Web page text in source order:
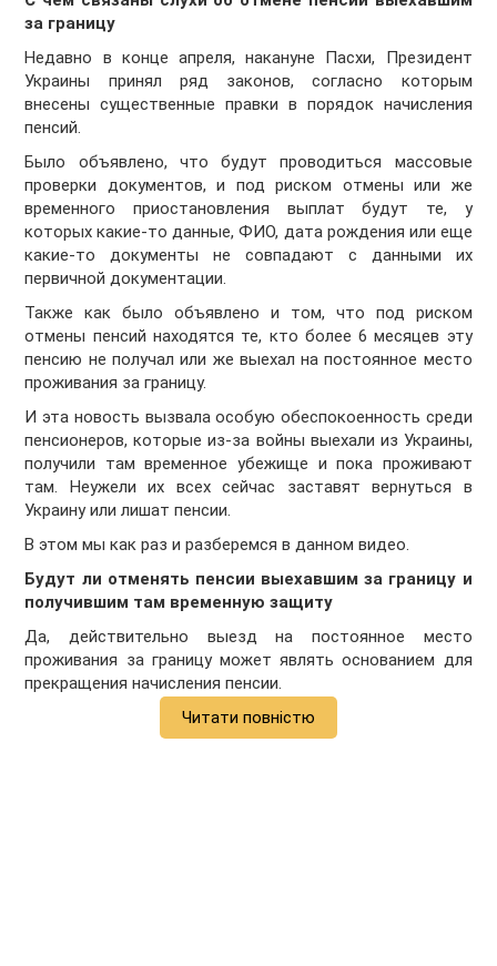
за границу
Недавно в конце апреля, накануне Пасхи, Президент
Украины принял ряд законов, согласно которым
внесены существенные правки в порядок начисления
пенсий.
Было объявлено, что будут проводиться массовые
проверки документов, и под риском отмены или же
временного приостановления выплат будут те, у
которых какие-то данные, ФИО, дата рождения или еще
какие-то документы не совпадают с данными их
первичной документации.
Также как было объявлено и том, что под риском
отмены пенсий находятся те, кто более 6 месяцев эту
пенсию не получал или же выехал на постоянное место
проживания за границу.
И эта новость вызвала особую обеспокоенность среди
пенсионеров, которые из-за войны выехали из Украины,
получили там временное убежище и пока проживают
там. Неужели их всех сейчас заставят вернуться в
Украину или лишат пенсии.
В этом мы как раз и разберемся в данном видео.
Будут ли отменять пенсии выехавшим за границу и
получившим там временную защиту
Да, действительно выезд на постоянное место
проживания за границу может являть основанием для
прекращения начисления пенсии.
Читати повністю